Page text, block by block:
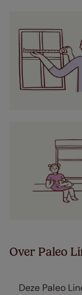
Over Paleo
Deze Paleo